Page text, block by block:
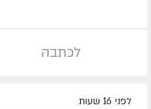
לכתבה
לפני 16 שעות